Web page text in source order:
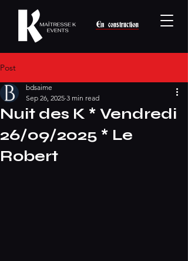
Post
Nuit des K * Vendredi
26/09/2025 * Le
Robert
bdsaime
Sep 26, 2025 3 min read